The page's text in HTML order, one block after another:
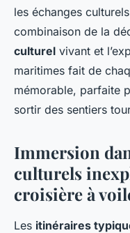
les échanges
combinaison de la
culturel vivant et
maritimes fait de
mémorable, parfaite
sortir des sentiers
Immersion
culturels
croisière à
Les itinéraires